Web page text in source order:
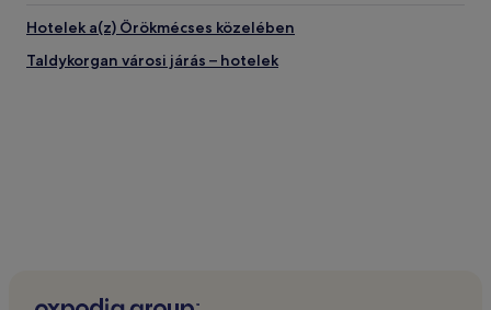
Hotelek a(z) Örökmécses közelében
Taldykorgan városi járás – hotelek